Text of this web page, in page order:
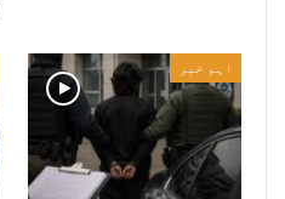
اہم خبر